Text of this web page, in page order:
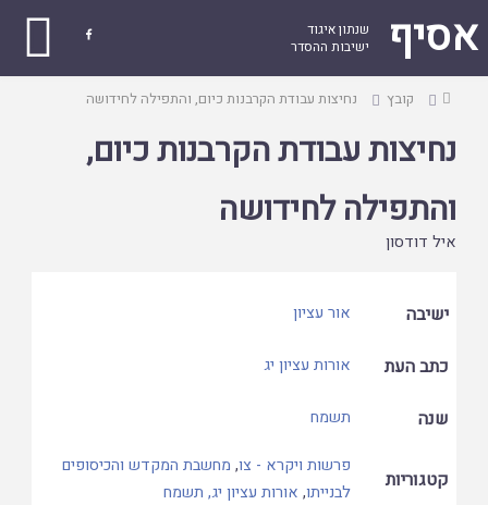
אסיף
שנתון איגוד
ישיבות ההסדר

עמודקובץ נחיצות עבודת הקרבנות כיום, והתפילה לחידושה
נחיצות עבודת הקרבנות כיום,
והתפילה לחידושה
איל דודסון
ישיבה אור עציון
כתב העת אורות עציון יג
שנה תשמח
קטגוריות
פרשות ויקרא - צו, מחשבת המקדש והכיסופים
לבנייתו, אורות עציון יג, תשמח